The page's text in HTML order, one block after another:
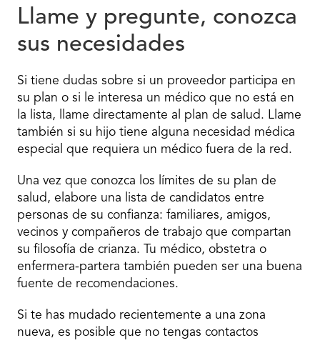
Llame y pregunte, conozca
sus necesidades
Si tiene dudas sobre si un proveedor participa en
su plan o si le interesa un médico que no está en
la lista, llame directamente al plan de salud. Llame
también si su hijo tiene alguna necesidad médica
especial que requiera un médico fuera de la red.
Una vez que conozca los límites de su plan de
salud, elabore una lista de candidatos entre
personas de su confianza: familiares, amigos,
vecinos y compañeros de trabajo que compartan
su filosofía de crianza. Tu médico, obstetra o
enfermera-partera también pueden ser una buena
fuente de recomendaciones.
Si te has mudado recientemente a una zona
nueva, es posible que no tengas contactos